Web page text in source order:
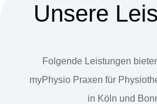
Unsere
Folgende Leistungen
myPhysio Praxen für
in Köln und